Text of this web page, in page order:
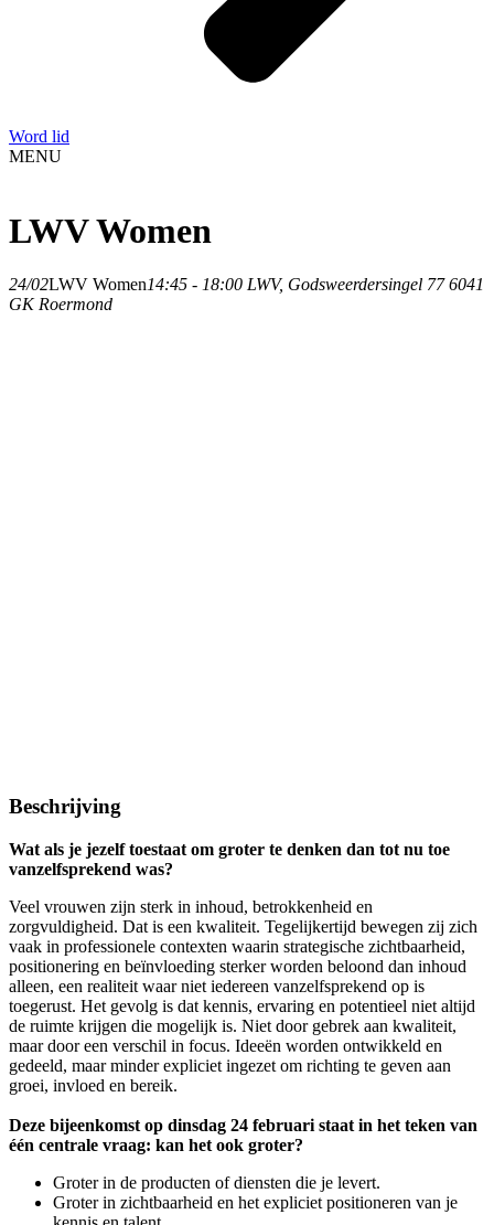
Word lid
MENU
LWV Women
24/02LWV Women14:45 - 18:00 LWV, Godsweerdersingel 77 6041
GK Roermond
Beschrijving
Wat als je jezelf toestaat om groter te denken dan tot nu toe
vanzelfsprekend was?
Veel vrouwen zijn sterk in inhoud, betrokkenheid en
zorgvuldigheid. Dat is een kwaliteit. Tegelijkertijd bewegen zij zich
vaak in professionele contexten waarin strategische zichtbaarheid,
positionering en beïnvloeding sterker worden beloond dan inhoud
alleen, een realiteit waar niet iedereen vanzelfsprekend op is
toegerust. Het gevolg is dat kennis, ervaring en potentieel niet altijd
de ruimte krijgen die mogelijk is. Niet door gebrek aan kwaliteit,
maar door een verschil in focus. Ideeën worden ontwikkeld en
gedeeld, maar minder expliciet ingezet om richting te geven aan
groei, invloed en bereik.
Deze bijeenkomst op dinsdag 24 februari staat in het teken van
één centrale vraag: kan het ook groter?
Groter in de producten of diensten die je levert.
Groter in zichtbaarheid en het expliciet positioneren van je